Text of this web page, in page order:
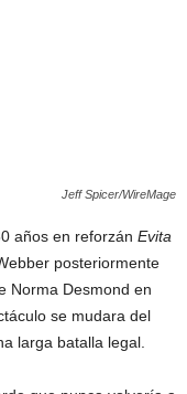
Jeff Spicer/WireMage
años en reforzán Evita
posteriormente
Norma Desmond en
se mudara del
larga batalla legal.